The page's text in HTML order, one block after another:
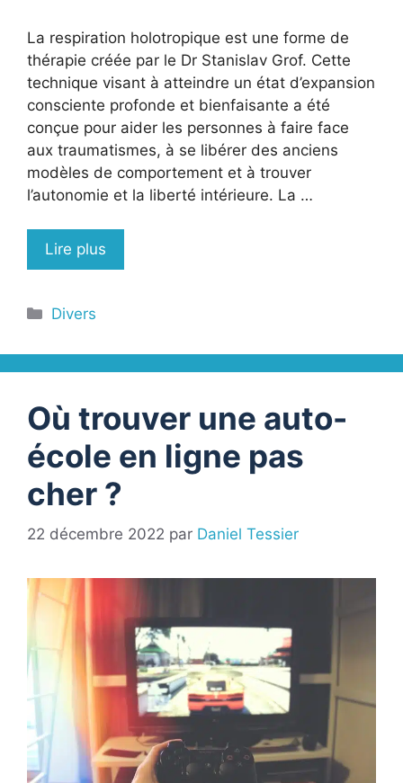
La respiration holotropique est une forme de
thérapie créée par le Dr Stanislav Grof. Cette
technique visant à atteindre un état d’expansion
consciente profonde et bienfaisante a été
conçue pour aider les personnes à faire face
aux traumatismes, à se libérer des anciens
modèles de comportement et à trouver
l’autonomie et la liberté intérieure. La …
Lire plus
Catégories
Divers
Où trouver une auto-
école en ligne pas
cher ?
22 décembre 2022 par Daniel Tessier